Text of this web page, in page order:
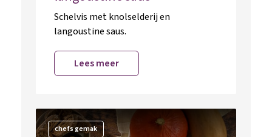
Schelvis met knolselderij en
langoustine saus.
Lees meer
chefs gemak